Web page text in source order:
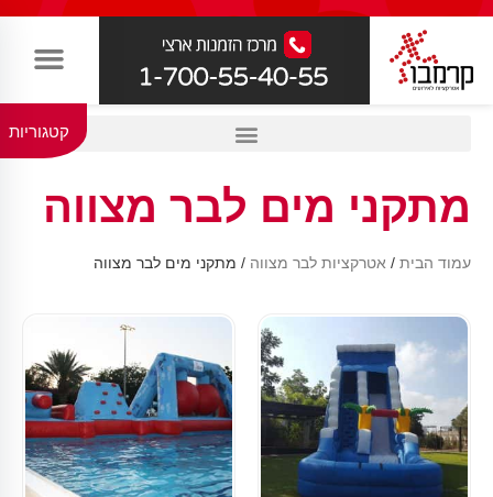
קטגוריות
מתקני מים לבר מצווה
עמוד הבית / אטרקציות לבר מצווה / מתקני מים לבר מצווה